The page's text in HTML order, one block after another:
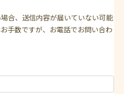
合、送信内容が届いていない可能
手数ですが、お電話でお問い合わ